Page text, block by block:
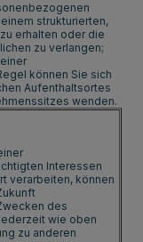
strukturierten,
erhalten oder die
zu verlangen;
können Sie sich
Aufenthaltsortes
wenden.
Interessen
verarbeiten, können
des
wie oben
zu anderen